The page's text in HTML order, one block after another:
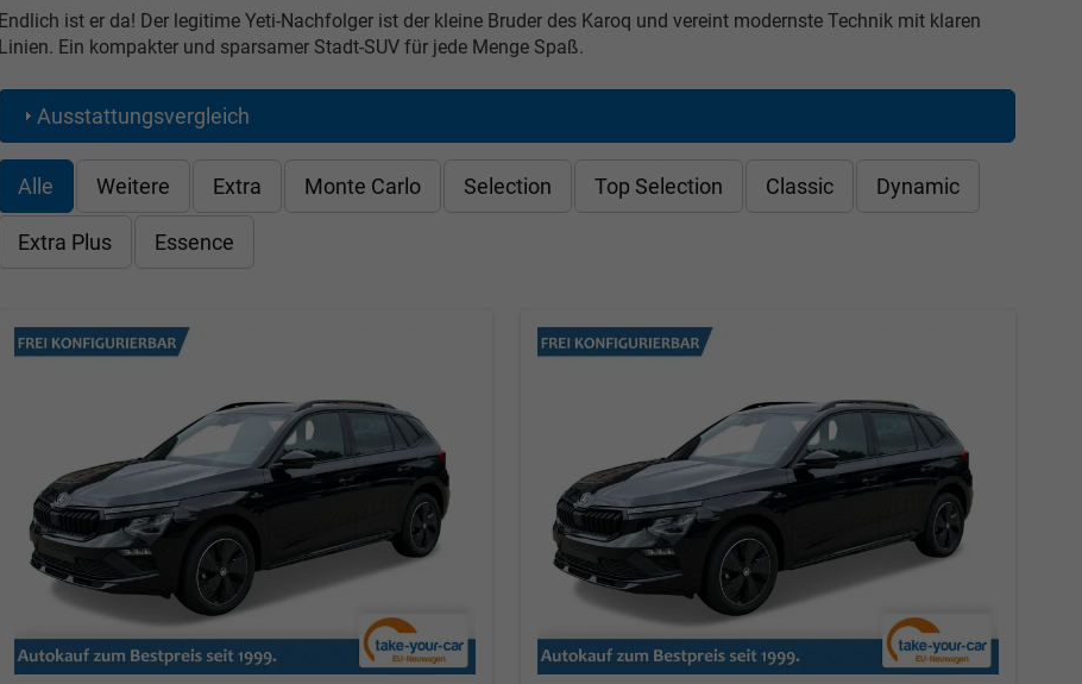
Endlich ist er da! Der legitime Yeti-Nachfolger ist der kleine Bruder des Karoq und vereint modernste Technik mit klaren
Linien. Ein kompakter und sparsamer Stadt-SUV für jede Menge Spaß.
Ausstattungsvergleich
Alle Weitere Extra Monte Carlo Selection Top Selection Classic Dynamic
Extra Plus Essence